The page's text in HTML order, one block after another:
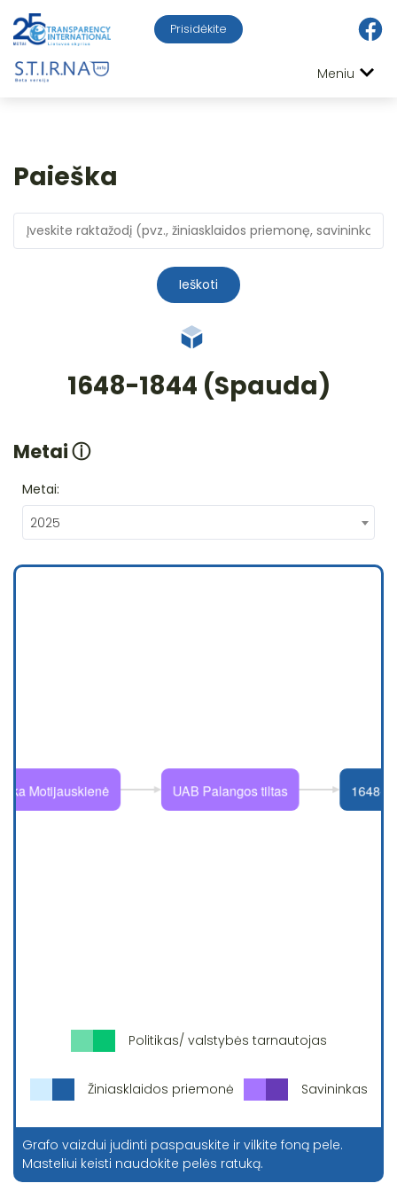
Prisidėkite
Meniu
Paieška
Ieškoti
1648-1844 (Spauda)
Metaiⓘ
Metai:
2025
Politikas/ valstybės tarnautojas
Žiniasklaidos priemonė Savininkas
Grafo vaizdui judinti paspauskite ir vilkite foną pele.
Masteliui keisti naudokite pelės ratuką.